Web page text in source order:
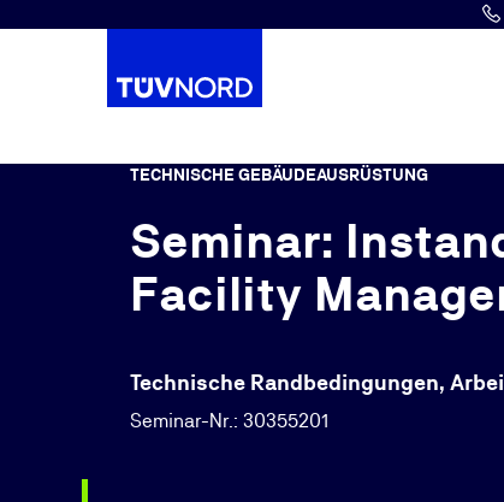
Springe zum Hauptinhalt
TECHNISCHE GEBÄUDEAUSRÜSTUNG
Seminar:
Facility
Technische Randbedingungen,
Seminar-Nr.: 30355201